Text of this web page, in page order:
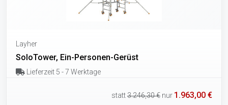
Layher
SoloTower, Ein-Personen-Gerüst
Lieferzeit 5 - 7 Werktage
statt3.246,30 € nur 1.963,00 €